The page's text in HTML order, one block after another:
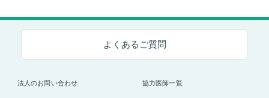
よくあるご質問
法人のお問い合わせ 協力医師一覧